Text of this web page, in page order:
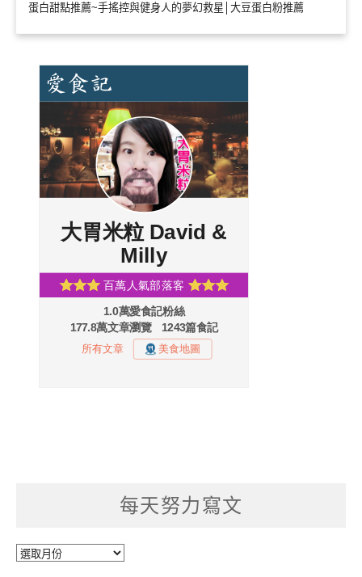
蛋白甜點推薦~手搖控與健身人的夢幻救星│大豆蛋白粉推薦
每天努力寫文
每